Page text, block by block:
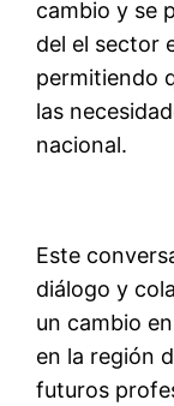
cambio y se
del el sector
permitiendo
las
nacional.
Este
diálogo y
un cambio
en la región
futuros